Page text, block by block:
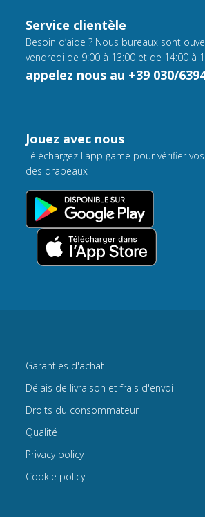
Service clientèle
Besoin d’aide ? Nous bureaux sont
vendredi de 9:00 à 13:00 et de 14:00 à
appelez nous au +39 030/
Jouez avec nous
Téléchargez l'app game pour vérifier
des drapeaux
Garanties d'achat
Délais de livraison et frais d'envoi
Droits du consommateur
Qualité
Privacy policy
Cookie policy